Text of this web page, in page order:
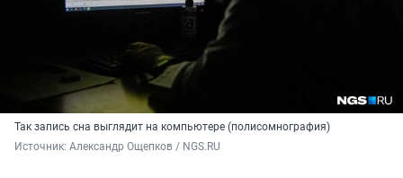
Так запись сна выглядит на компьютере (полисомнография)
Источник: Александр Ощепков / NGS.RU